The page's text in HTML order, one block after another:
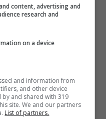
almeno tre anni, a
nel vostro
gratuita.
content, advertising and
research and
on a device
and information from
and other device
by and shared with 319
site. We and our partners
List of partners.